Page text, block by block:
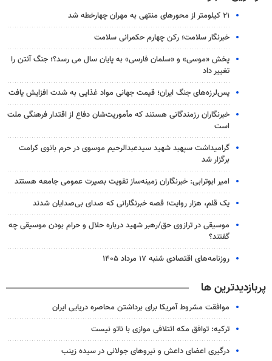
۲۱ کیلومتر از محورهای منتهی به مهران چهارخطه شد
خبرنگار سلامت؛ رکن چهارم حکمرانی سلامت
پخش «موسی» و «سلمان فارسی» به پایان سال می رسد؟؛ جنگ آنتن را
تغییر داد
پس‌لرزه‌های جنگ ایران؛ قیمت جهانی مواد غذایی به شدت افزایش یافت
خبرنگاران رزمندگانی هستند که مأموریت‌شان دفاع از اقتدار فرهنگی ملت
است
گرامیداشت سپهبد شهید سیدعبدالرحیم موسوی در حرم بانوی کرامت
برگزار شد
امیر ابوترابی: خبرنگاران زمینه‌ساز تقویت بصیرت عمومی جامعه هستند
یک قلم، هزار روایت؛ قصه خبرنگارانی که صدای بی‌صدایان شدند
موسیقی در ترازوی حق/رهبر شهید درباره حلال و حرام بودن موسیقی چه
گفتند؟
روزنامه‌های اقتصادی شنبه ۱۷ مرداد ۱۴۰۵
پربازدیدترین ها
موافقت مشروط آمریکا برای برداشتن محاصره دریایی ایران
ترکیه: توافق مکه ائتلافی موازی با ناتو نیست
درگیری اعضای داعش و نیروهای جولانی در سیده زینب